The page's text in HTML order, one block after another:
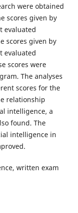
were obtained
scores given by
evaluated
scores given by
evaluated
scores were
The analyses
scores for the
relationship
intelligence, a
found. The
intelligence in
written exam